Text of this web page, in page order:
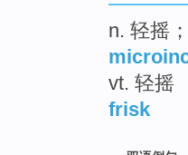
n. 轻摇
vt. 轻摇
frisk